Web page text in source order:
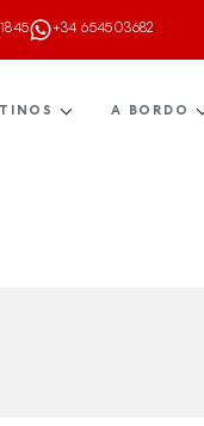
+34 654503682
A BORDO